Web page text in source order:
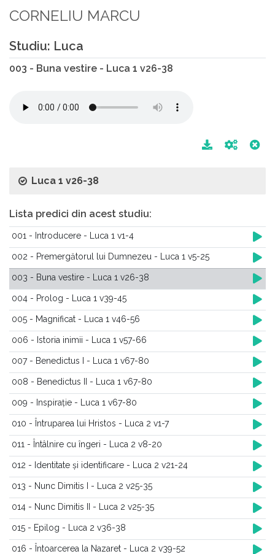
CORNELIU MARCU
Studiu: Luca
003 - Buna vestire - Luca 1 v26-38
Luca 1 v26-38
Lista predici din acest studiu:
001 - Introducere - Luca 1 v1-4
002 - Premergătorul lui Dumnezeu - Luca 1 v5-25
003 - Buna vestire - Luca 1 v26-38
004 - Prolog - Luca 1 v39-45
005 - Magnificat - Luca 1 v46-56
006 - Istoria inimii - Luca 1 v57-66
007 - Benedictus I - Luca 1 v67-80
008 - Benedictus II - Luca 1 v67-80
009 - Inspirație - Luca 1 v67-80
010 - Întruparea lui Hristos - Luca 2 v1-7
011 - Întâlnire cu îngeri - Luca 2 v8-20
012 - Identitate și identificare - Luca 2 v21-24
013 - Nunc Dimitis I - Luca 2 v25-35
014 - Nunc Dimitis II - Luca 2 v25-35
015 - Epilog - Luca 2 v36-38
016 - Întoarcerea la Nazaret - Luca 2 v39-52